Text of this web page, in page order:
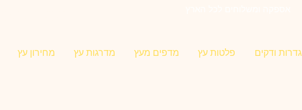
גדרות ודקים פלטות עץ מדפים מעץ מדרגות עץ מחירון עץ